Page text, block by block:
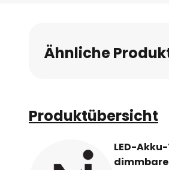
Bildgalerie
springen
Ähnliche
Produktübersicht
LED-